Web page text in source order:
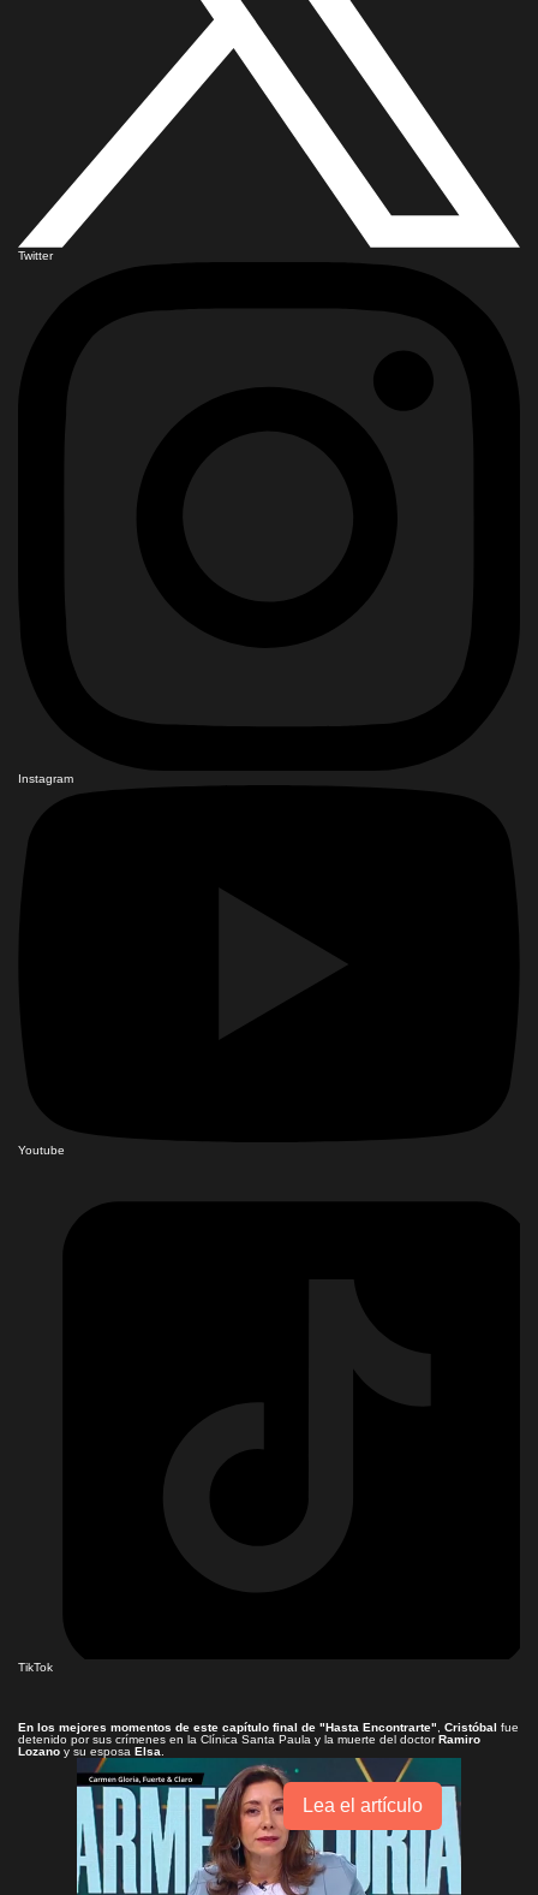
Twitter
Instagram
Youtube
TikTok
En los mejores momentos de este capítulo final de "Hasta Encontrarte" Cristóbal fue
detenido por sus crímenes en la Clínica Santa Paula y la muerte del doctorRamiro
Lozano y su esposa Elsa
Lea el artículo